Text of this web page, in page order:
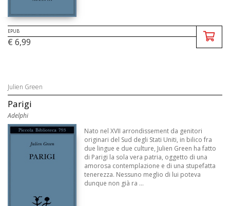
EPUB
€ 6,99
Julien Green
Parigi
Adelphi
Nato nel XVII arrondissement da genitori
originari del Sud degli Stati Uniti, in bilico fra
due lingue e due culture, Julien Green ha fatto
di Parigi la sola vera patria, oggetto di una
amorosa contemplazione e di una stupefatta
tenerezza. Nessuno meglio di lui poteva
dunque non già ra ...